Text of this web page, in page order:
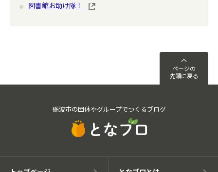
図書館お助け隊！
ページの
先頭に戻る
砺波市の団体やグループでつくるブログ